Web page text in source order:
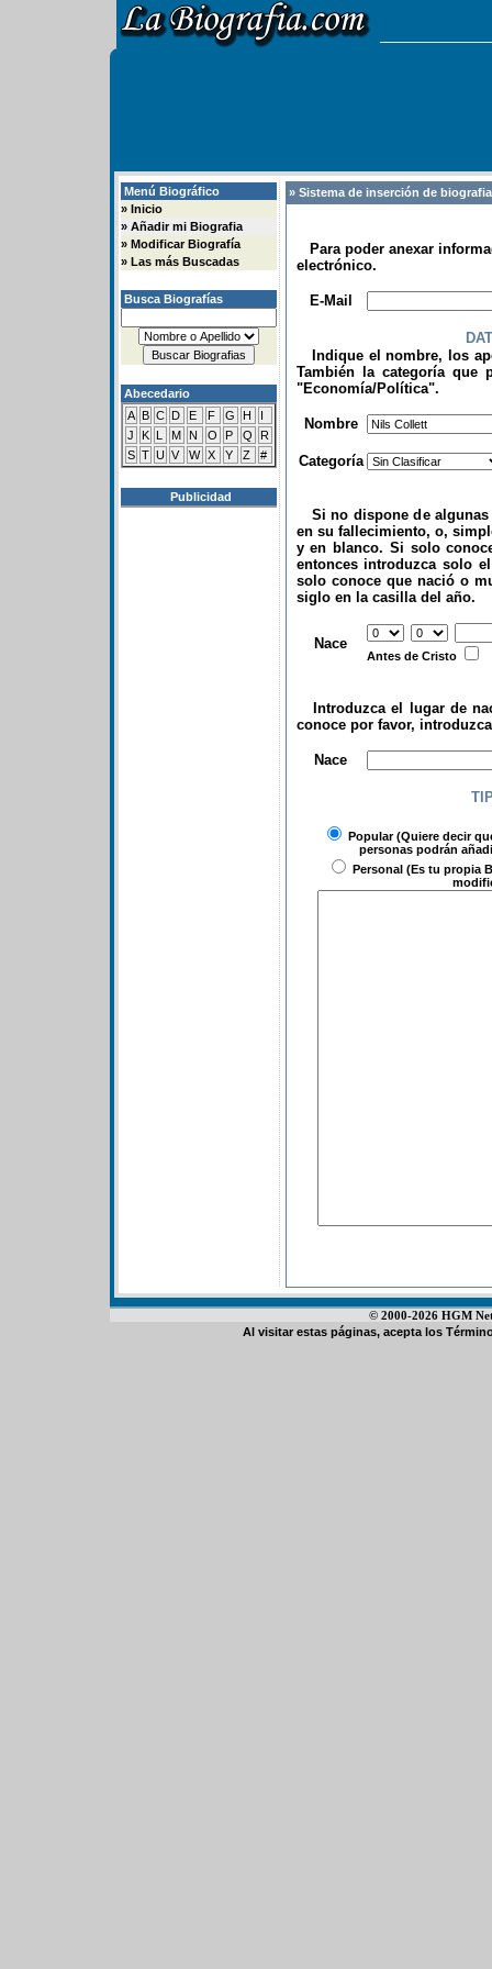
Menú Biográfico
» Inicio
» Añadir mi Biografia
» Modificar Biografía
» Las más Buscadas
Busca Biografías
Abecedario
A B C D E F G H
I
J
K L M N O P Q
R
S T U V W X Y Z #
Publicidad
» Sistema de inserción de
Para poder anexar
electrónico.
E-Mail
Indique el nombre, los
También la categoría que
"Economía/Política".
Nombre
Categoría
Si no dispone de algunas
en su fallecimiento, o,
y en blanco. Si solo
entonces introduzca solo
solo conoce que nació o
siglo en la casilla del año.
Nace
Antes de Cristo
Introduzca el lugar de
conoce por favor,
Nace
Popular(Quiere decir
personas podrán
Personal (Es tu propia
© 2000-2026 HGM
Al visitar estas páginas, acepta los